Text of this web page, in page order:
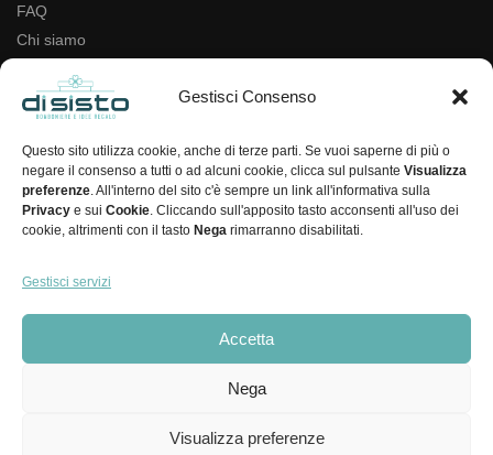
Gestisci Consenso
Questo sito utilizza cookie, anche di terze parti. Se vuoi saperne di più o
negare il consenso a tutti o ad alcuni cookie, clicca sul pulsante Visualizza
preferenze . All'interno del sito c'è sempre un link all'informativa sulla
Privacy e sui Cookie . Cliccando sull'apposito tasto acconsenti all'uso dei
cookie, altrimenti con il tasto Nega rimarranno disabilitati.
Gestisci servizi
Accetta
Nega
Visualizza preferenze
FAQ
Chi siamo
Login/Registrati
Contatti
Cookie Policy
Privacy Policy
Diritto di recesso
Tracking ordine
© Di Sisto 2026 – Tutti i diritti riservati –
F.lli Di Sisto di Carmine Di Sisto E C. S.A.S. -Via Largo S. Rocco 7